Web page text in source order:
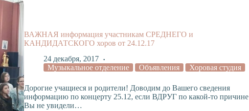
ВАЖНАЯ информация участникам СРЕДНЕГО и
КАНДИДАТСКОГО хоров от 24.12.17
24 декабря, 2017
Музыкальное отделение
Объявления Хоровая студия
Дорогие учащиеся и родители! Доводим до Вашего сведения
информацию по концерту 25.12, если ВДРУГ по какой-то причине
Вы не увидели…